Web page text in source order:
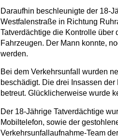
Daraufhin beschleunigte der 18-
Westfalenstraße in Richtung
Tatverdächtige die Kontrolle über
Fahrzeugen. Der Mann konnte,
werden.
Bei dem Verkehrsunfall wurden
beschädigt. Die drei Insassen
betreut. Glücklicherweise wurde
Der 18-Jährige Tatverdächtige
Mobiltelefon, sowie der
Verkehrsunfallaufnahme-Team